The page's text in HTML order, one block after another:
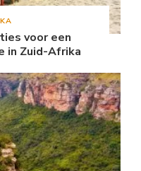
voor een
in Zuid-Afrika